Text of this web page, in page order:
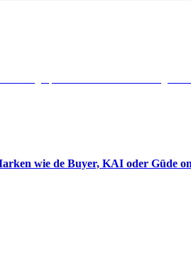
wie de Buyer, KAI oder Güde